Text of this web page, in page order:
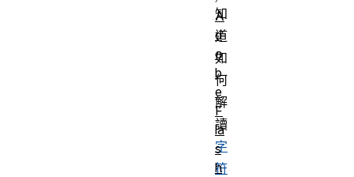
知
道
如
何
解
讀
字
符
A
d
o
b
e
F
la
s
h